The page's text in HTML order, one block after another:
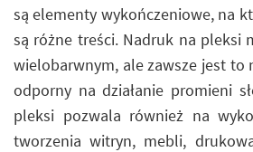
są elementy wykończeniowe, na
są różne treści. Nadruk na pleksi
wielobarwnym, ale zawsze jest to
odporny na działanie promieni
pleksi pozwala również na
tworzenia witryn, mebli,